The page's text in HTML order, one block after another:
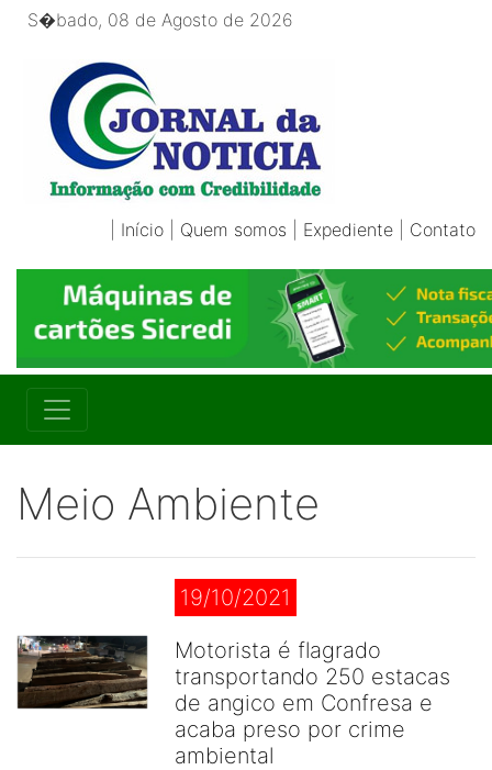
S�bado, 08 de Agosto de 2026
Início Quem somos Expediente Contato
Meio Ambiente
19/10/2021
Motorista é flagrado
transportando 250 estacas
de angico em Confresa e
acaba preso por crime
ambiental